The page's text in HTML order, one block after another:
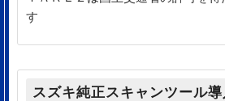
す
スズキ純正スキャンツール導